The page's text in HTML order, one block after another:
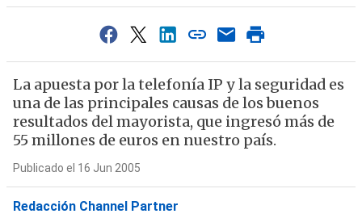
La apuesta por la telefonía IP y la seguridad es
una de las principales causas de los buenos
resultados del mayorista, que ingresó más de
55 millones de euros en nuestro país.
Publicado el 16 Jun 2005
Redacción Channel Partner